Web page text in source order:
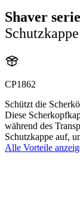
Shaver
Schutzkappe
CP1862
Schützt die
Diese
während des
Schutzkappe auf,
Alle Vorteile